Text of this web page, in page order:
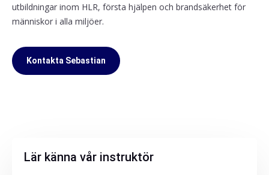
utbildningar inom HLR, första hjälpen och brandsäkerhet för
människor i alla miljöer.
Kontakta Sebastian
Lär känna vår instruktör